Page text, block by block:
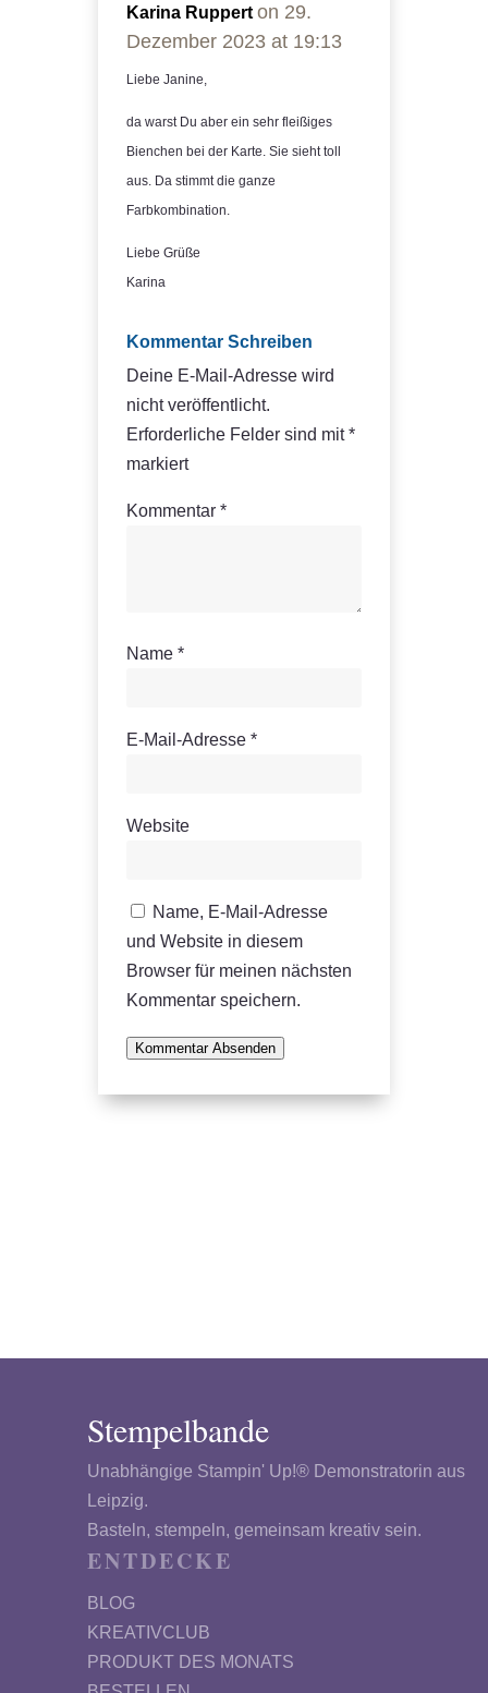
Karina Ruppert on 29.
Dezember 2023 at 19:13
Liebe Janine,
da warst Du aber ein sehr fleißiges
Bienchen bei der Karte. Sie sieht toll
aus. Da stimmt die ganze
Farbkombination.
Liebe Grüße
Karina
Kommentar Schreiben
Deine E-Mail-Adresse wird
nicht veröffentlicht.
Erforderliche Felder sind mit*
markiert
Kommentar*
Name*
E-Mail-Adresse*
Website
Name, E-Mail-Adresse
und Website in diesem
Browser für meinen nächsten
Kommentar speichern.
Kommentar Absenden
Stempelbande
Unabhängige Stampin' Up!® Demonstratorin aus
Leipzig.
Basteln, stempeln, gemeinsam kreativ sein.
ENTDECKE
BLOG
KREATIVCLUB
PRODUKT DES MONATS